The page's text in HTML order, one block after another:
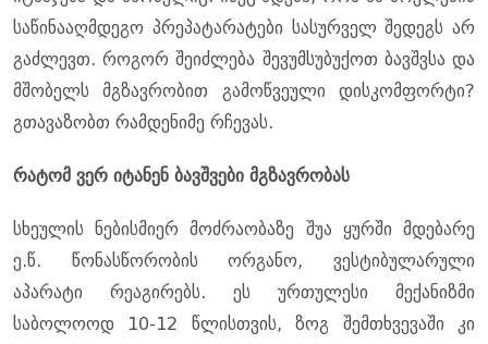
საწინააღმდეგო პრეპატარატები სასურველ შედეგს არ
გაძლევთ. როგორ შეიძლება შევუმსუბუქოთ ბავშვსა და
მშობელს მგზავრობით გამოწვეული დისკომფორტი?
გთავაზობთ რამდენიმე რჩევას.
რატომ ვერ იტანენ ბავშვები მგზავრობას
სხეულის ნებისმიერ მოძრაობაზე შუა ყურში მდებარე
ე.წ. წონასწორობის ორგანო, ვესტიბულარული
აპარატი რეაგირებს. ეს ურთულესი მექანიზმი
საბოლოოდ 10-12 წლისთვის, ზოგ შემთხვევაში კი